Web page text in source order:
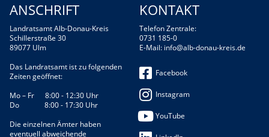
ANSCHRIFT
Landratsamt Alb-Donau-Kreis
Schillerstraße 30
89077 Ulm
Das Landratsamt ist zu folgenden
Zeiten geöffnet:
Mo – Fr 8:00 - 12:30 Uhr
Do 8:00 - 17:30 Uhr
Die einzelnen Ämter haben
eventuell abweichende
KONTAKT
Telefon Zentrale:
0731 185-0
E-Mail: info@alb-donau-kreis.de
Facebook
Instagram
YouTube